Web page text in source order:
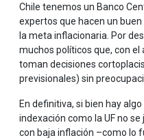
Chile tenemos un Banco
expertos que hacen un
la meta inflacionaria. Por
muchos políticos que, con
toman decisiones
previsionales) sin
En definitiva, si bien hay
indexación como la UF no
con baja inflación –como lo